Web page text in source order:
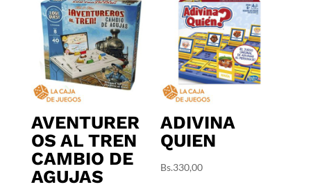
AVENTURER
OS AL TREN
CAMBIO DE
AGUJAS
ADIVINA
QUIEN
Bs.330,00